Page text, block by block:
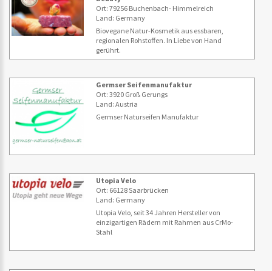
Ort: 79256 Buchenbach- Himmelreich
Land: Germany
Biovegane Natur-Kosmetik aus essbaren,
regionalen Rohstoffen. In Liebe von Hand
gerührt.
Germser Seifenmanufaktur
Ort: 3920 Groß Gerungs
Land: Austria
Germser Naturseifen Manufaktur
Utopia Velo
Ort: 66128 Saarbrücken
Land: Germany
Utopia Velo, seit 34 Jahren Hersteller von
einzigartigen Rädern mit Rahmen aus CrMo-
Stahl